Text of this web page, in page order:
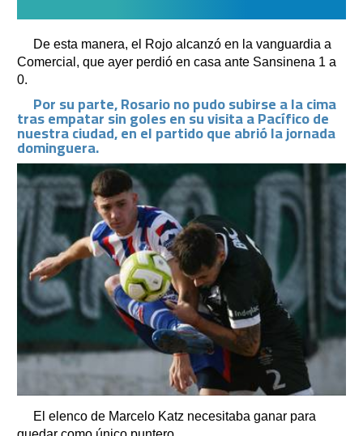
De esta manera, el Rojo alcanzó en la vanguardia a
Comercial, que ayer perdió en casa ante Sansinena 1 a
0.
Por su parte, Rosario no pudo subirse a la cima
tras empatar sin goles en su visita a Pacífico de
nuestra ciudad, en el partido que abrió la jornada
dominguera.
El elenco de Marcelo Katz necesitaba ganar para